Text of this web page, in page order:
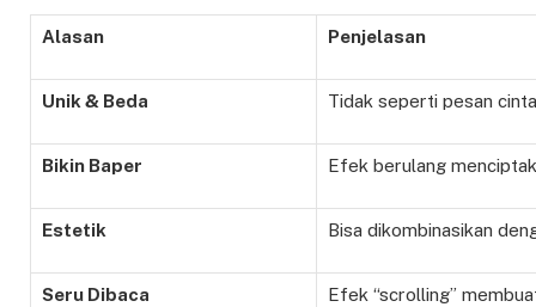
Alasan Penjelasan
Unik & Beda Tidak seperti pesan
Bikin Baper Efek berulang
Estetik Bisa dikombinasikan
Seru Dibaca Efek “scrolling”